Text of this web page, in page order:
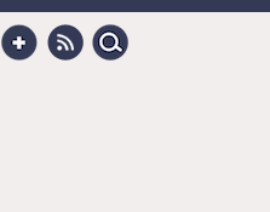
Search
for:
HellocotonGoogle +
RSS